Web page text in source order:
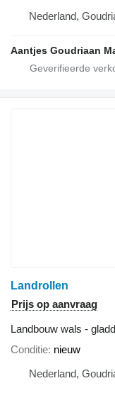
Nederland,
Aantjes Goudriaan
Landrollen
Prijs op aanvraag
Landbouw wals -
Conditie nieuw
Nederland,